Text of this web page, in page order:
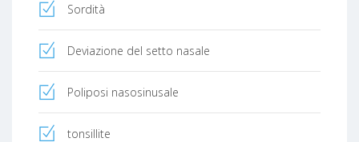
Sordità
Deviazione del setto nasale
Poliposi nasosinusale
tonsillite